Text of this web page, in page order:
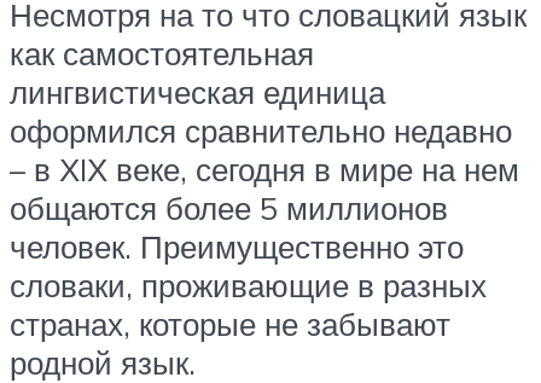
Несмотря на то что словацкий язык
как самостоятельная
лингвистическая единица
оформился сравнительно недавно
– в ХIХ веке, сегодня в мире на нем
общаются более 5 миллионов
человек. Преимущественно это
словаки, проживающие в разных
странах, которые не забывают
родной язык.